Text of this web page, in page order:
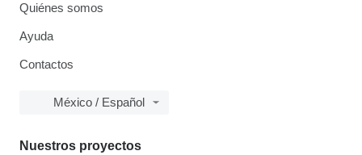
Quiénes somos
Ayuda
Contactos
México / Español
Nuestros proyectos